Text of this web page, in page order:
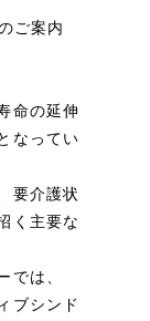
ご案内
命の延伸
なってい
要介護状
く主要な
では、
ブシンド